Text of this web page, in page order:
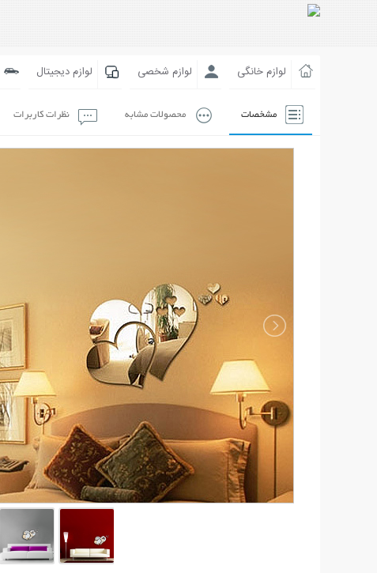
لوازم خانگی لوازم شخصی لوازم دیجیتال
مشخصات محصولات مشابه نظرات کاربرات